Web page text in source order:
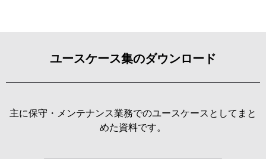
ユースケース集のダウンロード
主に保守・メンテナンス業務でのユースケースとしてまと
めた資料です。